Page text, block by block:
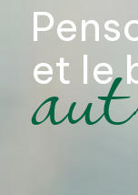
et le